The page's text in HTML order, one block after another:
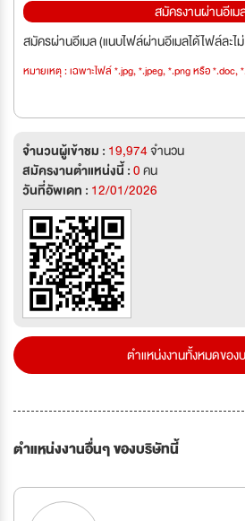
สมัครงานผ่านอีเม
สมัครผ่านอีเมล (แนบไฟล์ผ่านอีเมลได้ไฟล์ละไ
หมายเหตุ : เฉพาะไฟล์ *.jpg, *.jpeg, *.png หรือ *.doc,
จำนวนผู้เข้าชม : 19,974จำนวน
สมัครงานตำแหน่งนี้ :0คน
วันที่อัพเดท : 12/01/2026
ตำแหน่งงานทั้งหมดของ
ตำแหน่งงานอื่นๆ ของบริษัทนี้